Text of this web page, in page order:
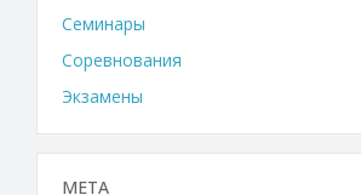
Семинары
Соревнования
Экзамены
МЕТА